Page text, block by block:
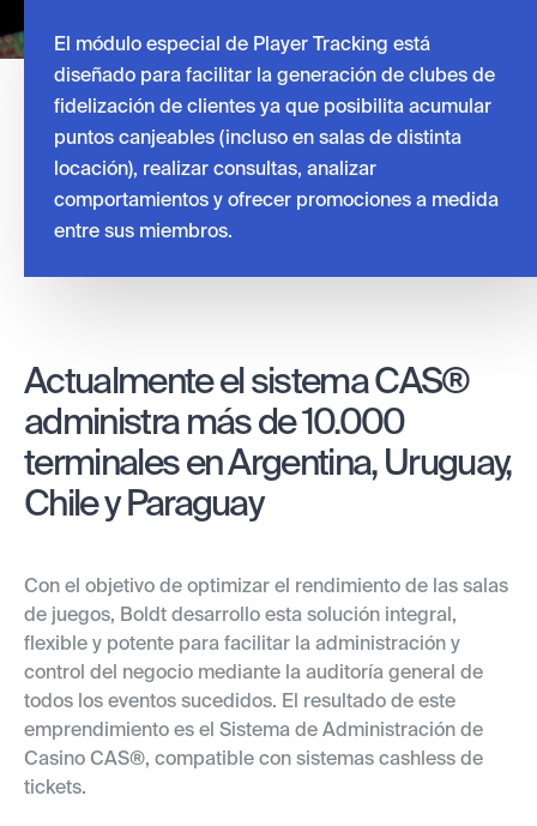
El módulo especial de Player Tracking está
diseñado para facilitar la generación de clubes de
fidelización de clientes ya que posibilita acumular
puntos canjeables (incluso en salas de distinta
locación), realizar consultas, analizar
comportamientos y ofrecer promociones a medida
entre sus miembros.
Actualmente el sistema CAS®
administra más de 10.000
terminales en Argentina, Uruguay,
Chile y Paraguay
Con el objetivo de optimizar el rendimiento de las salas
de juegos, Boldt desarrollo esta solución integral,
flexible y potente para facilitar la administración y
control del negocio mediante la auditoría general de
todos los eventos sucedidos. El resultado de este
emprendimiento es el Sistema de Administración de
Casino CAS®, compatible con sistemas cashless de
tickets.